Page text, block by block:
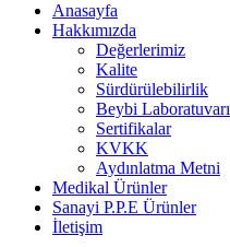
Anasayfa
Hakkımızda
Değerlerimiz
Kalite
Sürdürülebilirlik
Beybi Laboratuvarı
Sertifikalar
KVKK
Aydınlatma Metni
Medikal Ürünler
Sanayi P.P.E Ürünler
İletişim